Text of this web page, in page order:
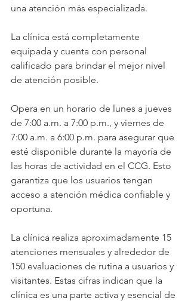
una atención más especializada.
La clínica está completamente
equipada y cuenta con personal
calificado para brindar el mejor nivel
de atención posible.
Opera en un horario de lunes a jueves
de 7:00 a.m. a 7:00 p.m., y viernes de
7:00 a.m. a 6:00 p.m. para asegurar que
esté disponible durante la mayoría de
las horas de actividad en el CCG. Esto
garantiza que los usuarios tengan
acceso a atención médica confiable y
oportuna.
La clínica realiza aproximadamente 15
atenciones mensuales y alrededor de
150 evaluaciones de rutina a usuarios y
visitantes. Estas cifras indican que la
clínica es una parte activa y esencial de